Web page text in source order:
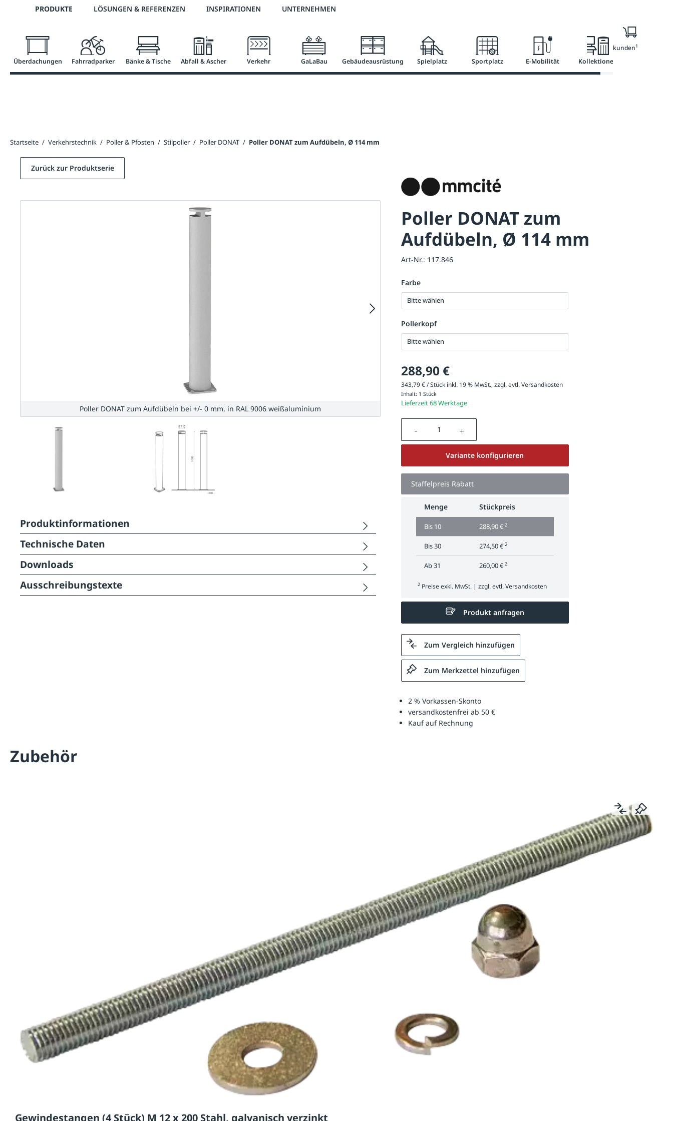
Zur Hauptnavigation springen
Telefon: 0800 / 100 49 02 2 % Vorkassen-Skonto versandkostenfrei ab 50 €
PRODUKTE LÖSUNGEN & REFERENZEN INSPIRATIONEN UNTERNEHMEN
Überdachungen Fahrradparker Bänke & Tische Abfall & Ascher Verkehr GaLaBau Gebäudeausrüstung Spielplatz Sportplatz E-Mobilität Kollektionen
Nur für Geschäftskunden1
Startseite / Verkehrstechnik / Poller & Pfosten / Stilpoller / Poller DONAT / Poller DONAT zum Aufdübeln, Ø 114 mm
Poller DONAT zum
Aufdübeln, Ø 114 mm
Art-Nr.: 117.846
Farbe
Bitte wählen
Pollerkopf
Bitte wählen
288,90 €
343,79 € / Stück inkl. 19 % MwSt., zzgl. evtl.Versandkosten
Inhalt: 1 Stück
Lieferzeit 68 Werktage
Produkt Anzahl: Gib den gewünschten Wert ein oder
Variante konfigurieren
Staffelpreis Rabatt
Menge Stückpreis
Bis 10 288,90 € 2
Bis30 274,50 € 2
Ab31 260,00 € 2
2Preise exkl. MwSt. | zzgl. evtl.Versandkosten
Produkt anfragen
Zum Vergleich hinzufügen
Zum Merkzettel hinzufügen
2 % Vorkassen-Skonto
versandkostenfrei ab 50 €
Kauf auf Rechnung
Zurück zur Produktserie
Poller DONAT zum Aufdübeln bei +/- 0 mm, in RAL 9006 weißaluminium
Produktinformationen
Technische Daten
Downloads
Ausschreibungstexte
Zubehör
Gewindestangen (4 Stück) M 12 x 200 Stahl, galvanisch verzinkt